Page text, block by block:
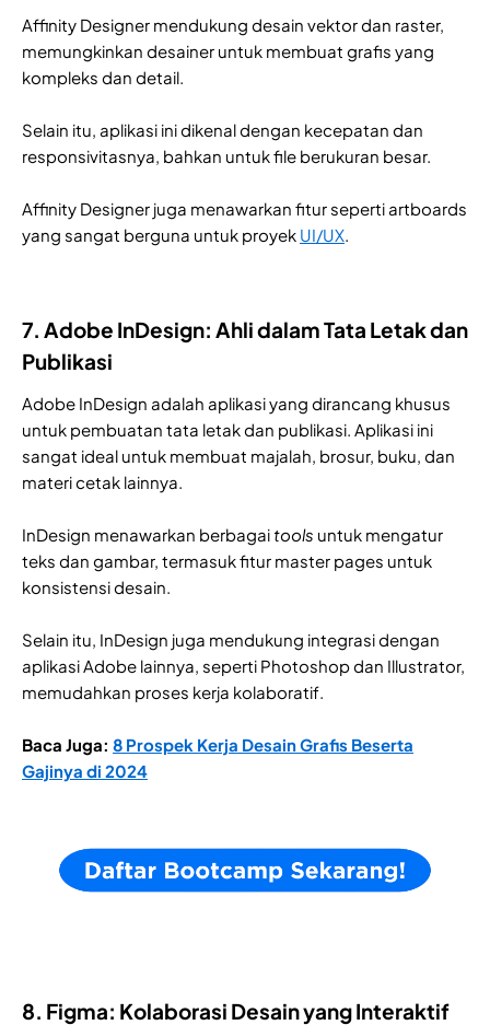
Affinity Designer mendukung desain vektor dan raster,
memungkinkan desainer untuk membuat grafis yang
kompleks dan detail.
Selain itu, aplikasi ini dikenal dengan kecepatan dan
responsivitasnya, bahkan untuk file berukuran besar.
Affinity Designer juga menawarkan fitur seperti artboards
yang sangat berguna untuk proyek UI/UX.
7. Adobe InDesign: Ahli dalam Tata Letak dan
Publikasi
Adobe InDesign adalah aplikasi yang dirancang khusus
untuk pembuatan tata letak dan publikasi. Aplikasi ini
sangat ideal untuk membuat majalah, brosur, buku, dan
materi cetak lainnya.
InDesign menawarkan berbagai tools untuk mengatur
teks dan gambar, termasuk fitur master pages untuk
konsistensi desain.
Selain itu, InDesign juga mendukung integrasi dengan
aplikasi Adobe lainnya, seperti Photoshop dan Illustrator,
memudahkan proses kerja kolaboratif.
Baca Juga: 8 Prospek Kerja Desain Grafis Beserta
Gajinya di 2024
8. Figma: Kolaborasi Desain yang Interaktif